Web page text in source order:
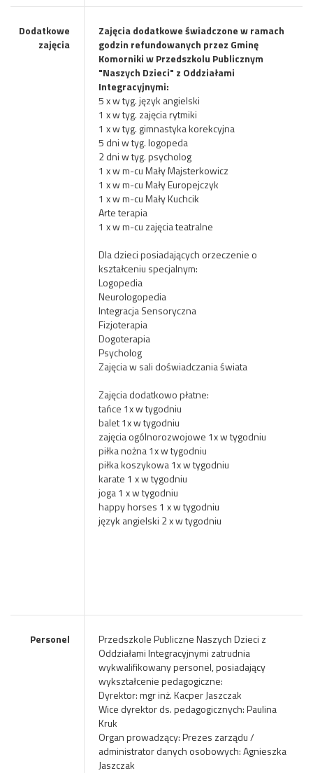
Dodatkowe
zajęcia
Zajęcia dodatkowe świadczone w ramach
godzin refundowanych przez Gminę
Komorniki w Przedszkolu Publicznym
"Naszych Dzieci" z Oddziałami
Integracyjnymi:
5 x w tyg. język angielski
1 x w tyg. zajęcia rytmiki
1 x w tyg. gimnastyka korekcyjna
5 dni w tyg. logopeda
2 dni w tyg. psycholog
1 x w m-cu Mały Majsterkowicz
1 x w m-cu Mały Europejczyk
1 x w m-cu Mały Kuchcik
Arte terapia
1 x w m-cu zajęcia teatralne
Dla dzieci posiadających orzeczenie o
kształceniu specjalnym:
Logopedia
Neurologopedia
Integracja Sensoryczna
Fizjoterapia
Dogoterapia
Psycholog
Zajęcia w sali doświadczania świata
Zajęcia dodatkowo płatne:
tańce 1x w tygodniu
balet 1x w tygodniu
zajęcia ogólnorozwojowe 1x w tygodniu
piłka nożna 1x w tygodniu
piłka koszykowa 1x w tygodniu
karate 1 x w tygodniu
joga 1 x w tygodniu
happy horses 1 x w tygodniu
język angielski 2 x w tygodniu
Personel
Przedszkole Publiczne Naszych Dzieci z
Oddziałami Integracyjnymi zatrudnia
wykwalifikowany personel, posiadający
wykształcenie pedagogiczne:
Dyrektor: mgr inż. Kacper Jaszczak
Wice dyrektor ds. pedagogicznych: Paulina
Kruk
Organ prowadzący: Prezes zarządu /
administrator danych osobowych: Agnieszka
Jaszczak